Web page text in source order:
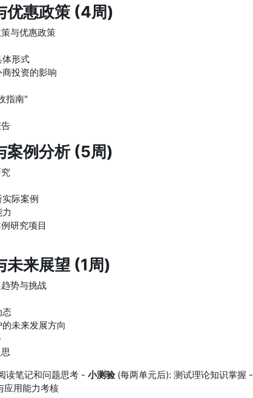
优惠政策 (4周)
与优惠政策
体形式
投资的影响
指南"
案例分析 (5周)
际案例
研究项目
未来展望 (1周)
势与挑战
态
未来发展方向
读笔记和问题思考 - 小测验(每两单元后): 测试理论知识掌握 -
应用能力考核